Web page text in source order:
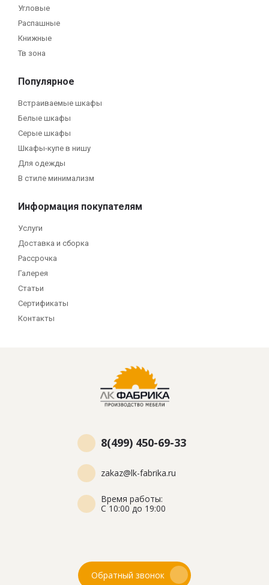
Угловые
Распашные
Книжные
Тв зона
Популярное
Встраиваемые шкафы
Белые шкафы
Серые шкафы
Шкафы-купе в нишу
Для одежды
В стиле минимализм
Информация покупателям
Услуги
Доставка и сборка
Рассрочка
Галерея
Статьи
Сертификаты
Контакты
8(499) 450-69-33
zakaz@lk-fabrika.ru
Время работы:
С 10:00 до 19:00
Обратный звонок